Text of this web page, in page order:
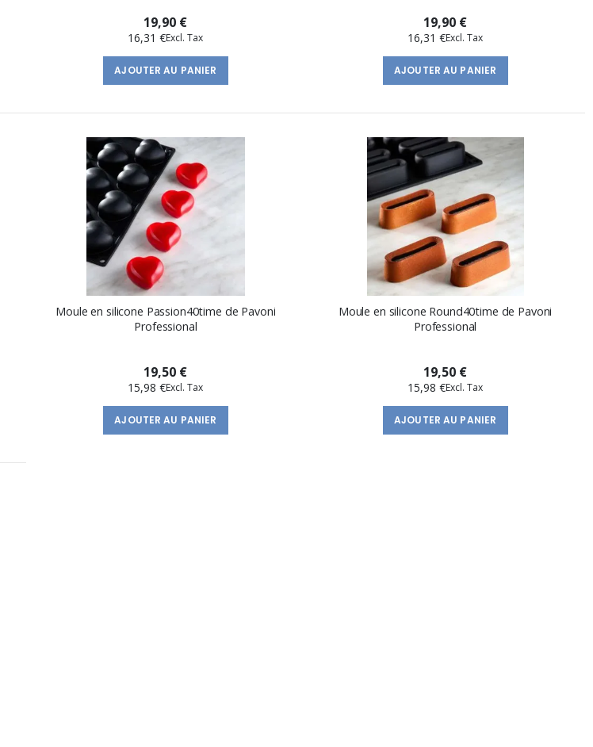
19,90 €
16,31 €
AJOUTER AU PANIER
19,90 €
16,31 €
AJOUTER AU PANIER
Moule en silicone Passion40time de Pavoni
Professional
19,50 €
15,98 €
AJOUTER AU PANIER
Moule en silicone Round40time de Pavoni
Professional
19,50 €
15,98 €
AJOUTER AU PANIER